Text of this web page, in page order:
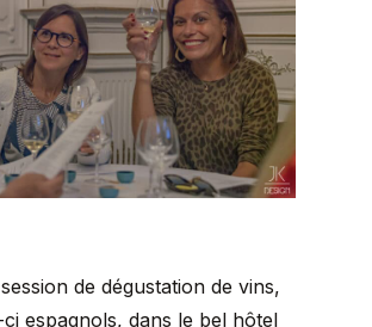
de dégustation de vins,
espagnols, dans le bel hôtel